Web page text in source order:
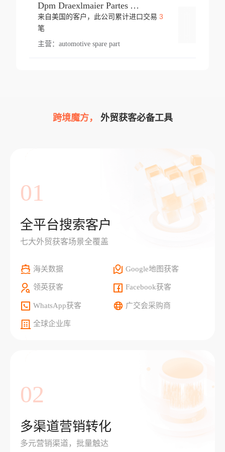
Dpm Draexlmaier Partes Automotrices Corr Ind Huejotzingo
来自美国的客户，此公司累计进口交易 3
笔
主营： automotive spare part
跨境魔方， 外贸获客必备工具
01
全平台搜索客户
七大外贸获客场景全覆盖
海关数据 Google地图获客
领英获客 Facebook获客
WhatsApp获客 广交会采购商
全球企业库
02
多渠道营销转化
多元营销渠道，批量触达